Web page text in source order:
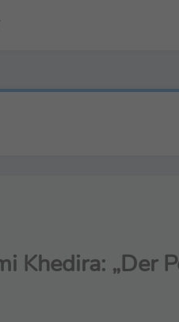
Khedira: „Der